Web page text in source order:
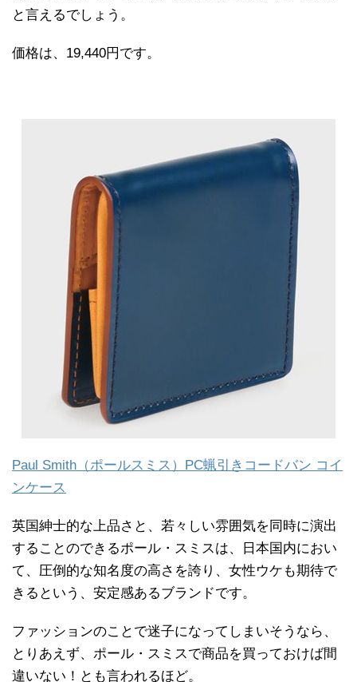
と言えるでしょう。
価格は、19,440円です。
Paul Smith（ポールスミス）PC蝋引きコードバン コイ
ンケース
英国紳士的な上品さと、若々しい雰囲気を同時に演出
することのできるポール・スミスは、日本国内におい
て、圧倒的な知名度の高さを誇り、女性ウケも期待で
きるという、安定感あるブランドです。
ファッションのことで迷子になってしまいそうなら、
とりあえず、ポール・スミスで商品を買っておけば間
違いない！とも言われるほど。